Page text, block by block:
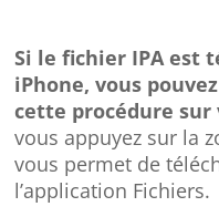
Si le fichier IPA est
iPhone, vous
cette procédure sur
vous appuyez sur la
vous permet de
l’application Fichiers.